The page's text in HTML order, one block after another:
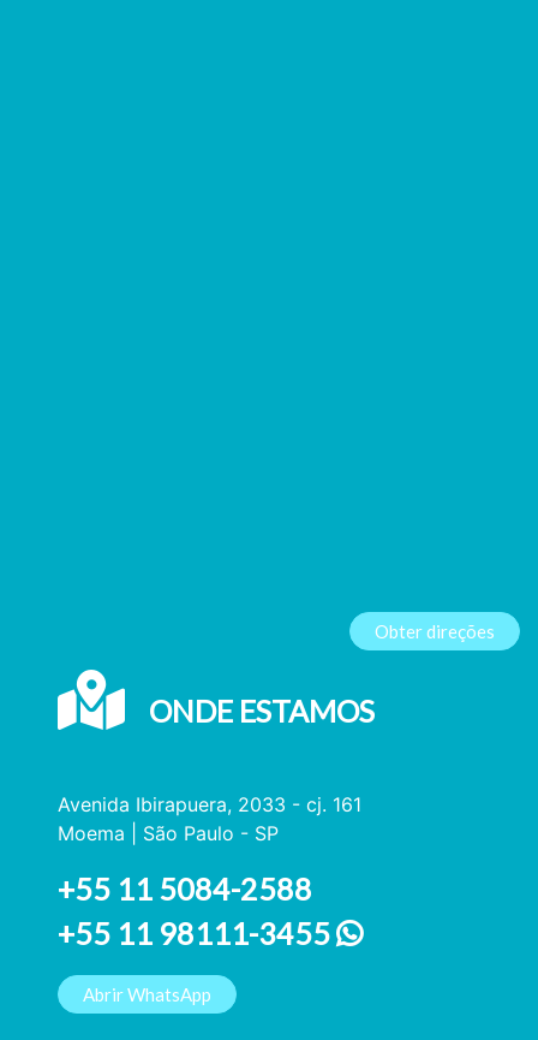
Obter direções
ONDE ESTAMOS
Avenida Ibirapuera, 2033 - cj. 161
Moema | São Paulo - SP
+55 11 5084-2588
+55 11 98111-3455
Abrir WhatsApp